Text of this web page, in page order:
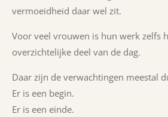
vermoeidheid daar wel zit.
Voor veel vrouwen is hun werk ​zelfs
overzichtelijke deel van de dag.
Daar zijn de verwachtingen meestal
Er is een begin.
Er is een einde.